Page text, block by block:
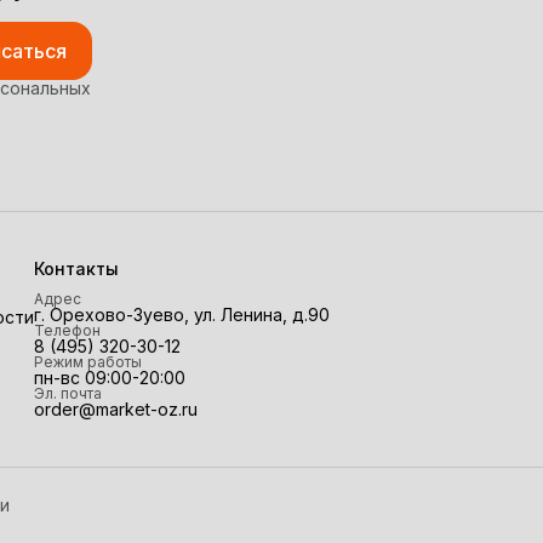
Контакты
Адрес
г. Орехово-Зуево, ул. Ленина, д.90
Телефон
8 (495) 320-30-12
Режим работы
пн-вс 09:00-20:00
Эл. почта
order@market-oz.ru